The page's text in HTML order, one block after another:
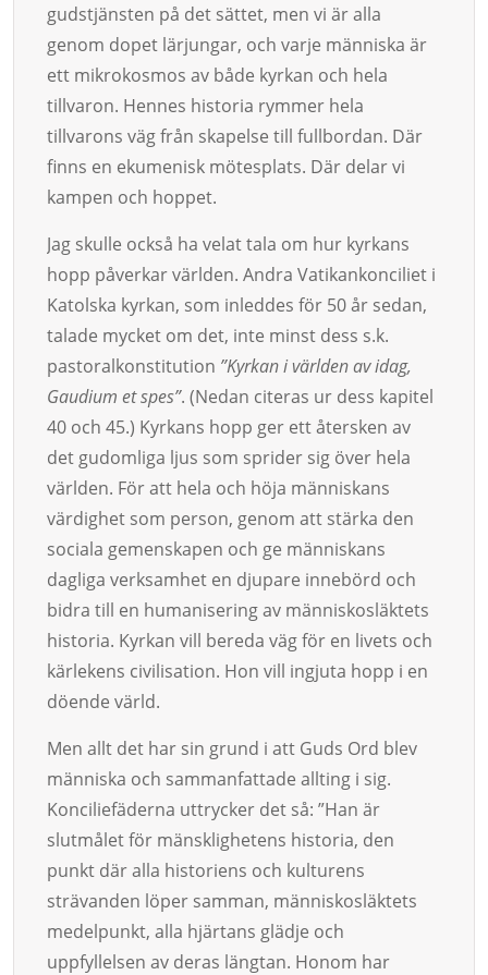
gudstjänsten på det sättet, men vi är alla
genom dopet lärjungar, och varje människa är
ett mikrokosmos av både kyrkan och hela
tillvaron. Hennes historia rymmer hela
tillvarons väg från skapelse till fullbordan. Där
finns en ekumenisk mötesplats. Där delar vi
kampen och hoppet.
Jag skulle också ha velat tala om hur kyrkans
hopp påverkar världen. Andra Vatikankonciliet i
Katolska kyrkan, som inleddes för 50 år sedan,
talade mycket om det, inte minst dess s.k.
pastoralkonstitution ”Kyrkan i världen av idag,
Gaudium et spes”. (Nedan citeras ur dess kapitel
40 och 45.) Kyrkans hopp ger ett återsken av
det gudomliga ljus som sprider sig över hela
världen. För att hela och höja människans
värdighet som person, genom att stärka den
sociala gemenskapen och ge människans
dagliga verksamhet en djupare innebörd och
bidra till en humanisering av människosläktets
historia. Kyrkan vill bereda väg för en livets och
kärlekens civilisation. Hon vill ingjuta hopp i en
döende värld.
Men allt det har sin grund i att Guds Ord blev
människa och sammanfattade allting i sig.
Konciliefäderna uttrycker det så: ”Han är
slutmålet för mänsklighetens historia, den
punkt där alla historiens och kulturens
strävanden löper samman, människosläktets
medelpunkt, alla hjärtans glädje och
uppfyllelsen av deras längtan. Honom har